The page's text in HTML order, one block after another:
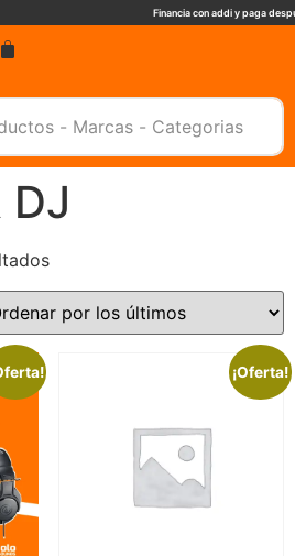
Financia con addi y paga
NOSOTROS TE AYUDAMOS, ESCRIBENOS. 📲
DJ
¡Oferta!